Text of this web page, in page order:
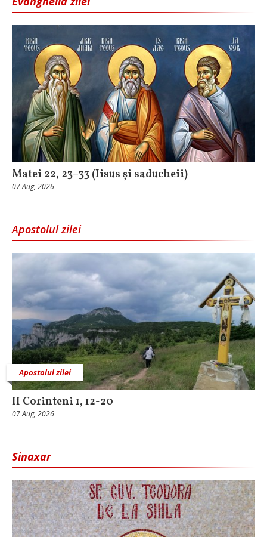
Matei 22, 23–33 (Iisus și saducheii)
07 Aug, 2026
Apostolul zilei
Apostolul zilei
II Corinteni 1, 12-20
07 Aug, 2026
Sinaxar